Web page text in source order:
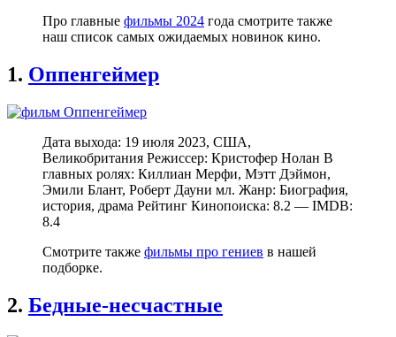
Про главные фильмы 2024 года смотрите также
наш список самых ожидаемых новинок кино.
1. Оппенгеймер
Дата выхода: 19 июля 2023, США,
Великобритания Режиссер: Кристофер Нолан В
главных ролях: Киллиан Мерфи, Мэтт Дэймон,
Эмили Блант, Роберт Дауни мл. Жанр: Биография,
история, драма Рейтинг Кинопоиска: 8.2 — IMDB:
8.4
Смотрите также фильмы про гениев в нашей
подборке.
2. Бедные-несчастные